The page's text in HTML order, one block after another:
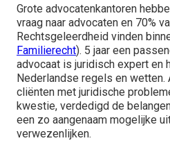
Grote advocatenkantoren
vraag naar advocaten en 70%
Rechtsgeleerdheid vinden
Familierecht). 5 jaar een
advocaat is juridisch expert en
Nederlandse regels en wetten.
cliënten met juridische
kwestie, verdedigd de
een zo aangenaam mogelijke
verwezenlijken.